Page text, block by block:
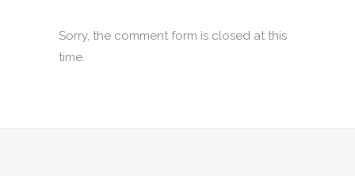
Sorry, the comment form is closed at this
time.